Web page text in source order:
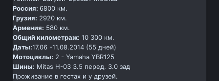
Россия:6800 км.
Грузия: 2920 км.
Армения: 580 км.
Общий километраж: 10 300 км.
Даты:17.06 -11.08.2014 (55 дней)
Мотоциклы: 2 - Yamaha YBR125
Шины: Mitas H-03 3.5 перед, 3.0 зад
Проживание в гестах и у друзей.